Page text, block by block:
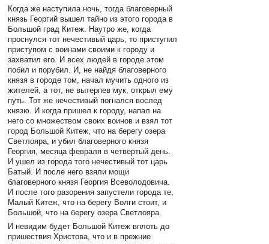
Когда же наступила ночь, тогда благоверный
князь Георгий вышел тайно из этого города в
Большой град Китеж. Наутро же, когда
проснулся тот нечестивый царь, то приступил
приступом с воинами своими к городу и
захватил его. И всех людей в городе этом
побил и порубил. И, не найдя благоверного
князя в городе том, начал мучить одного из
жителей, а тот, не вытерпев мук, открыл ему
путь. Тот же нечестивый погнался вослед
князю. И когда пришел к городу, напал на
него со множеством своих воинов и взял тот
город Большой Китеж, что на берегу озера
Светлояра, и убил благоверного князя
Георгия, месяца февраля в четвертый день.
И ушел из города того нечестивый тот царь
Батый. И после него взяли мощи
благоверного князя Георгия Всеволодовича.
И после того разорения запустели города те,
Малый Китеж, что на берегу Волги стоит, и
Большой, что на берегу озера Светлояра.
И невидим будет Большой Китеж вплоть до
пришествия Христова, что и в прежние